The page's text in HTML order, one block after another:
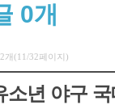
0개
개(11/32페이지)
소년 야구